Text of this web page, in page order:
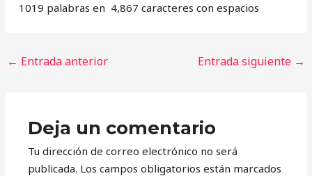
1019 palabras en 4,867 caracteres con espacios
← Entrada anterior Entrada siguiente →
Deja un comentario
Tu dirección de correo electrónico no será
publicada. Los campos obligatorios están marcados